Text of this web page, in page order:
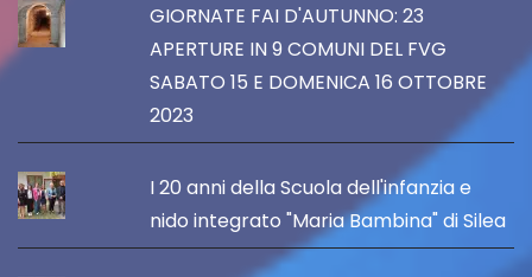
GIORNATE FAI D'AUTUNNO: 23
APERTURE IN 9 COMUNI DEL FVG
SABATO 15 E DOMENICA 16 OTTOBRE
2023
I 20 anni della Scuola dell'infanzia e
nido integrato "Maria Bambina" di Silea